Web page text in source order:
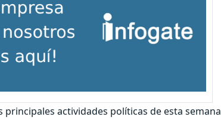
actividades políticas de esta semana